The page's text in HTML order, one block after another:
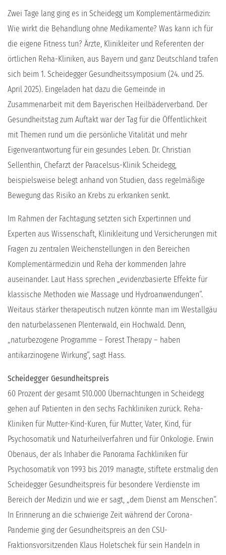
Zwei Tage lang ging es in Scheidegg um Komplementärmedizin:
Wie wirkt die Behandlung ohne Medikamente? Was kann ich für
die eigene Fitness tun? Ärzte, Klinikleiter und Referenten der
örtlichen Reha-Kliniken, aus Bayern und ganz Deutschland trafen
sich beim 1. Scheidegger Gesundheitssymposium (24. und 25.
April 2025). Eingeladen hat dazu die Gemeinde in
Zusammenarbeit mit dem Bayerischen Heilbäderverband. Der
Gesundheitstag zum Auftakt war der Tag für die Öffentlichkeit
mit Themen rund um die persönliche Vitalität und mehr
Eigenverantwortung für ein gesundes Leben. Dr. Christian
Sellenthin, Chefarzt der Paracelsus-Klinik Scheidegg,
beispielsweise belegt anhand von Studien, dass regelmäßige
Bewegung das Risiko an Krebs zu erkranken senkt.
Im Rahmen der Fachtagung setzten sich Expertinnen und
Experten aus Wissenschaft, Klinikleitung und Versicherungen mit
Fragen zu zentralen Weichenstellungen in den Bereichen
Komplementärmedizin und Reha der kommenden Jahre
auseinander. Laut Hass sprechen „evidenzbasierte Effekte für
klassische Methoden wie Massage und Hydroanwendungen“.
Weitaus stärker therapeutisch nutzen könnte man im Westallgäu
den naturbelassenen Plenterwald, ein Hochwald. Denn,
„naturbezogene Programme – Forest Therapy – haben
antikarzinogene Wirkung“, sagt Hass.
Scheidegger Gesundheitspreis
60 Prozent der gesamt 510.000 Übernachtungen in Scheidegg
gehen auf Patienten in den sechs Fachkliniken zurück. Reha-
Kliniken für Mutter-Kind-Kuren, für Mutter, Vater, Kind, für
Psychosomatik und Naturheilverfahren und für Onkologie. Erwin
Obenaus, der als Inhaber die Panorama Fachkliniken für
Psychosomatik von 1993 bis 2019 managte, stiftete erstmalig den
Scheidegger Gesundheitspreis für besondere Verdienste im
Bereich der Medizin und wie er sagt, „dem Dienst am Menschen“.
In Erinnerung an die schwierige Zeit während der Corona-
Pandemie ging der Gesundheitspreis an den CSU-
Fraktionsvorsitzenden Klaus Holetschek für sein Handeln in